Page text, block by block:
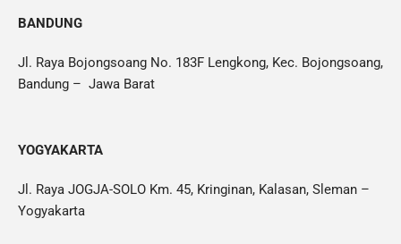
BANDUNG
Jl. Raya Bojongsoang No. 183F Lengkong, Kec. Bojongsoang,
Bandung – Jawa Barat
YOGYAKARTA
Jl. Raya JOGJA-SOLO Km. 45, Kringinan, Kalasan, Sleman –
Yogyakarta